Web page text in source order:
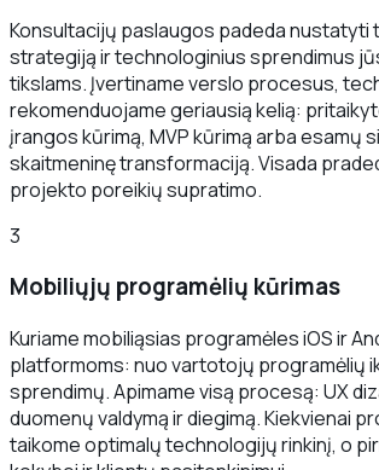
Konsultacijų paslaugos padeda nustatyti
strategiją ir technologinius sprendimus
tikslams. Įvertiname verslo procesus,
rekomenduojame geriausią kelią:
įrangos kūrimą, MVP kūrimą arba esamų
skaitmeninę transformaciją. Visada
projekto poreikių supratimo.
3
Mobiliųjų programėlių kūrimas
Kuriame mobiliąsias programėles iOS ir
platformoms: nuo vartotojų programėlių
sprendimų. Apimame visą procesą: UX
duomenų valdymą ir diegimą. Kiekvienai
taikome optimalų technologijų rinkinį, o